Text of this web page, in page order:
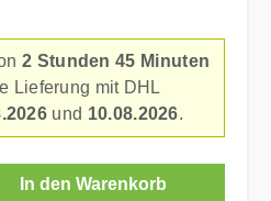
2 Stunden 45 Minuten
Lieferung mit DHL
und 10.08.2026.
Gib den gewünschten
In den Warenkorb